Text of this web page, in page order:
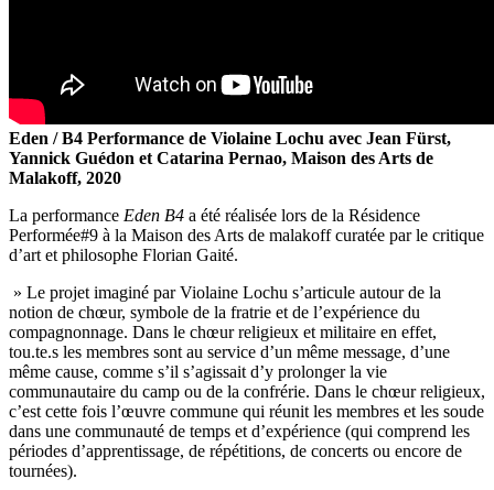
Eden / B4 Performance de Violaine Lochu avec Jean Fürst,
Yannick Guédon et Catarina Pernao, Maison des Arts de
Malakoff, 2020
La performance Eden B4 a été réalisée lors de la Résidence
Performée#9 à la Maison des Arts de malakoff curatée par le critique
d’art et philosophe Florian Gaité.
» Le projet imaginé par Violaine Lochu s’articule autour de la
notion de chœur, symbole de la fratrie et de l’expérience du
compagnonnage. Dans le chœur religieux et militaire en effet,
tou.te.s les membres sont au service d’un même message, d’une
même cause, comme s’il s’agissait d’y prolonger la vie
communautaire du camp ou de la confrérie. Dans le chœur religieux,
c’est cette fois l’œuvre commune qui réunit les membres et les soude
dans une communauté de temps et d’expérience (qui comprend les
périodes d’apprentissage, de répétitions, de concerts ou encore de
tournées).